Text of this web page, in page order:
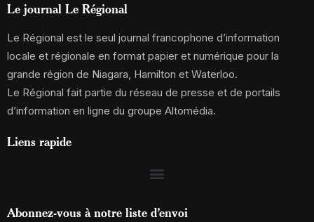
Le journal Le Régional
Le Régional est le seul journal francophone d’information
locale et régionale en format papier et numérique pour la
grande région de Niagara, Hamilton et Waterloo.
Le Régional fait partie du réseau de presse et de portails
d’information en ligne du groupe Altomédia.
Liens rapide
Abonnez-vous à notre liste d’envoi